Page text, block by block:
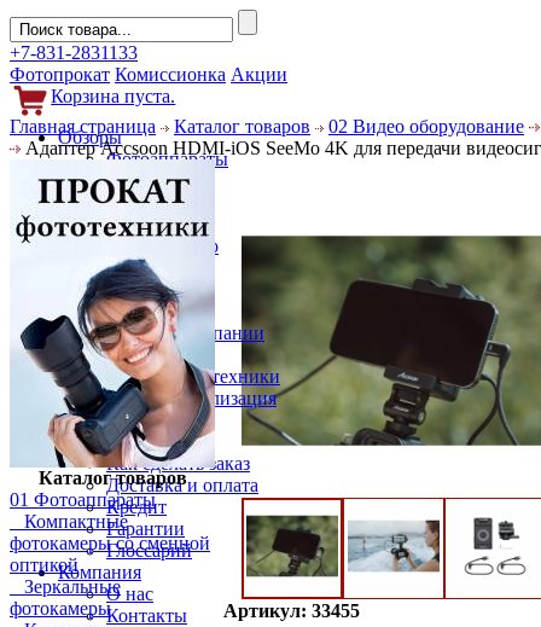
+7-831-2831133
Фотопрокат Комиссионка Акции
Корзина пуста.
Обзоры
Фотоаппараты
Объективы
Фильтры
Новости
Фото и видео
Гаджеты
Аксессуары
Слухи
Новости компании
Услуги
Прокат фототехники
Выкуп и реализация
Покупателям
Акции
Как сделать заказ
Доставка и оплата
Кредит
Гарантии
Глоссарий
Компания
О нас
Контакты
Главная страница Каталог товаров
02 Видео оборудование
Адаптер Accsoon HDMI-iOS SeeMo 4K для передачи
Каталог товаров
01 Фотоаппараты
Компактные
фотокамеры со сменной
оптикой
Зеркальные
фотокамеры
Артикул: 33455